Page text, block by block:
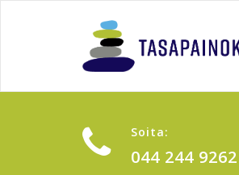
Soita:
044 244 9262